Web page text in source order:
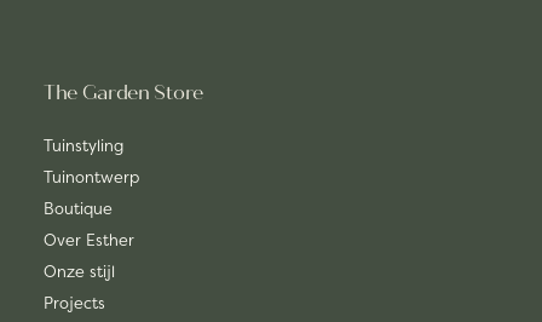
The Garden Store
Tuinstyling
Tuinontwerp
Boutique
Over Esther
Onze stijl
Projects